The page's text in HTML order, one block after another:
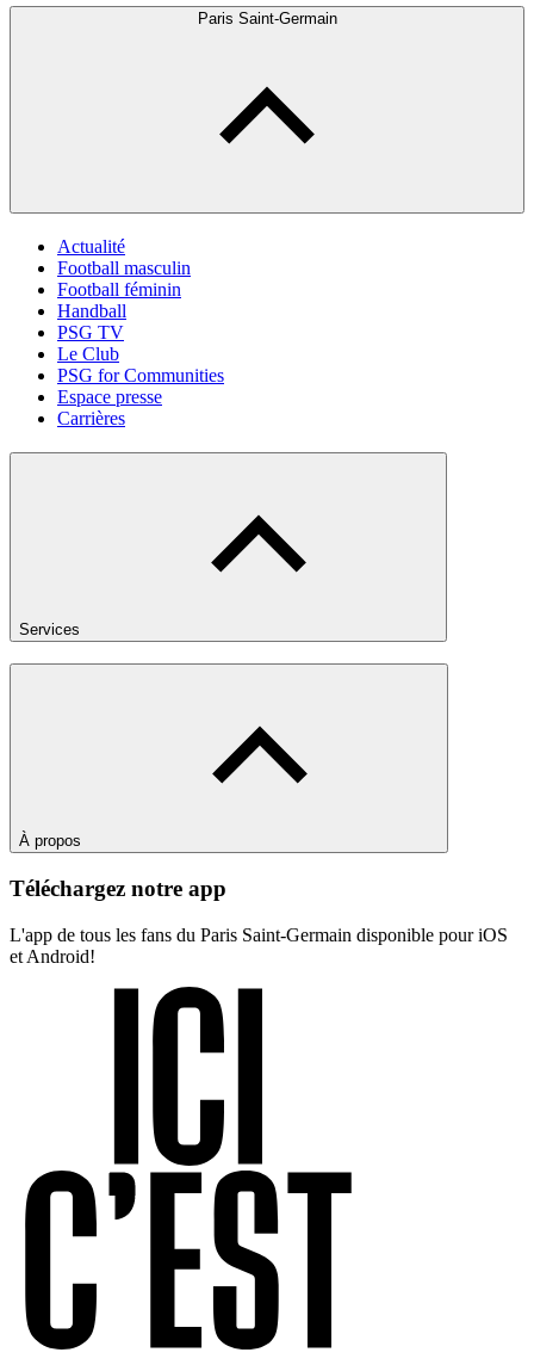
Paris Saint-Germain
Actualité
Football masculin
Football féminin
Handball
PSG TV
Le Club
PSG for Communities
Espace presse
Carrières
Services
À propos
Téléchargez notre app
L'app de tous les fans du Paris Saint-Germain disponible pour iOS
et Android!